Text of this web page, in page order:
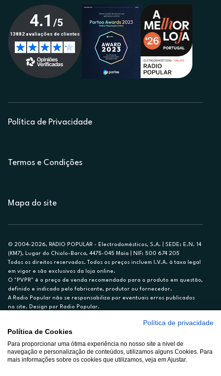
Política de Privacidade
Termos e Condições
Mapa do site
© 2004-2026, RADIO POPULAR - Electrodomésticos, S.A. | SEDE: E.N. 14
(KM7), Lugar do Chiolo-Barca, 4475-045 Maia | NIF: 500 674 205
Todos os direitos reservados. Todos os preços incluem I.V.A. à taxa legal
em vigor e são exclusivos da loja online.
O "PVPR" é o preço de venda recomendado para o produto em questão,
definido e indicado pelo fabricante, produtor ou fornecedor.
A Radio Popular não se responsabiliza por eventuais erros publicados
no site. Design por Radio Popular.
Ex. para limite de crédito de €1.500, reembolsado em 12 meses, TAN
14,79%.
Crédito sujeito a aprovação pelo Cetelem, marca BNP Paribas Personal
Finance, S.A., Sucursal em Portugal. Informe-se no 21 721 90 00 (dias
Política de privacidade
Política de Cookies
Para proporcionar uma ótima experiência no nosso site a nivel de
navegação e personalização de conteúdos, utilizamos alguns Cookies. Para
mais informações sobre os cookies que utilizamos, veja em Ajustar.